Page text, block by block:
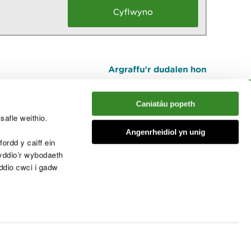
weithio.
y caiff ein
wybodaeth
cwci i gadw
Caniatáu popeth
Angenrheidiol yn unig
Argraffu’r dudalen hon
I fyny